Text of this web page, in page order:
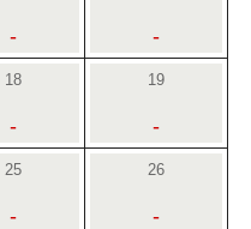
- -
18
-
19
-
25
-
26
-